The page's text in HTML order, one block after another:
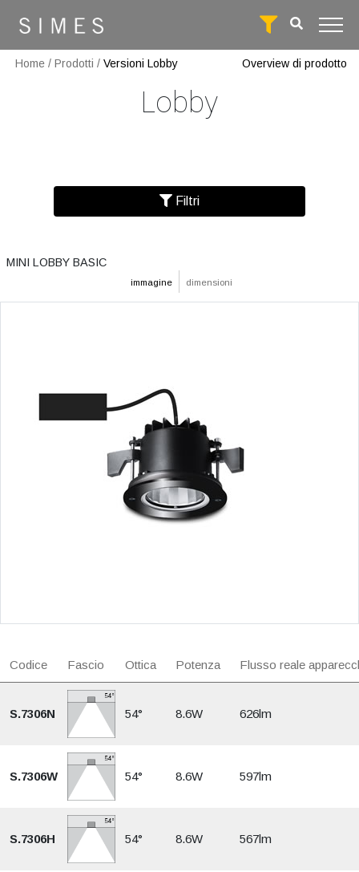
Home / Prodotti / Versioni Lobby Overview di prodotto
Lobby
Filtri
immagine dimensioni
MINI LOBBY BASIC
Codice Fascio Ottica Potenza Flusso reale
S.7306N 54° 8.6W 626lm
S.7306W 54° 8.6W 597lm
S.7306H 54° 8.6W 567lm